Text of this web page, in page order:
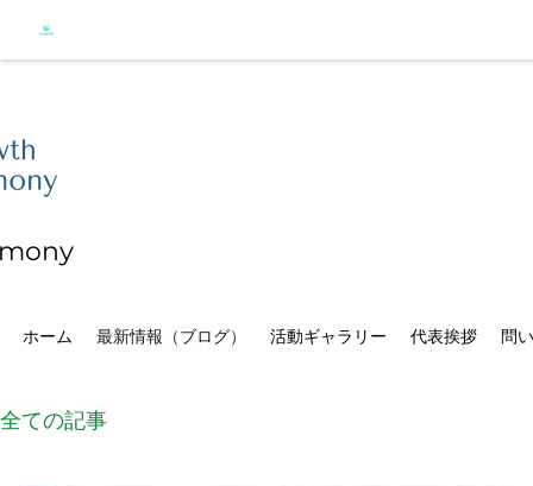
y
ホーム 最新情報（ブログ） 活動ギャラリー 代表挨拶 問
全ての記事